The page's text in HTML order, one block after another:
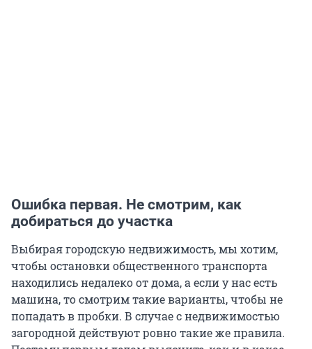
Ошибка первая. Не смотрим, как
добираться до участка
Выбирая городскую недвижимость, мы хотим,
чтобы остановки общественного транспорта
находились недалеко от дома, а если у нас есть
машина, то смотрим такие варианты, чтобы не
попадать в пробки. В случае с недвижимостью
загородной действуют ровно такие же правила.